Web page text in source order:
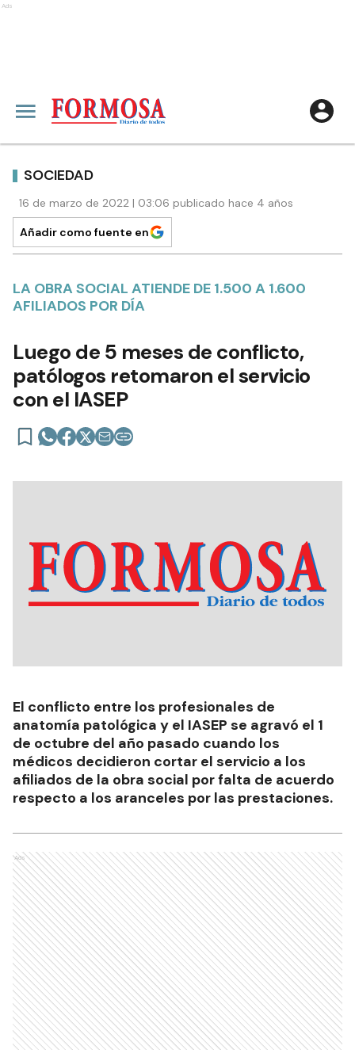
Ads
SOCIEDAD
16 de marzo de 2022 | 03:06 publicado hace 4 años
Añadir como fuente en
LA OBRA SOCIAL ATIENDE DE 1.500 A 1.600
AFILIADOS POR DÍA
Luego de 5 meses de conflicto,
patólogos retomaron el servicio
con el IASEP
El conflicto entre los profesionales de
anatomía patológica y el IASEP se agravó el 1
de octubre del año pasado cuando los
médicos decidieron cortar el servicio a los
afiliados de la obra social por falta de acuerdo
respecto a los aranceles por las prestaciones.
Ads